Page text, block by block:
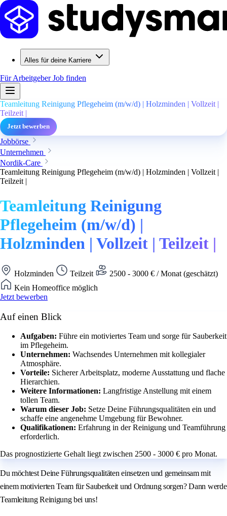
Alles für deine Karriere
Für ArbeitgeberJob finden
Teamleitung Reinigung Pflegeheim (m/w/d) | Holzminden | Vollzeit |
Teilzeit |
Jetzt bewerben
Jobbörse
Unternehmen
Nordik-Care
Teamleitung Reinigung Pflegeheim (m/w/d) | Holzminden | Vollzeit |
Teilzeit |
Teamleitung Reinigung
Pflegeheim (m/w/d) |
Holzminden | Vollzeit | Teilzeit |
Holzminden Teilzeit
2500 - 3000 € / Monat (geschätzt)
Kein Homeoffice möglich
Jetzt bewerben
Auf einen Blick
Aufgaben: Führe ein motiviertes Team und sorge für Sauberkeit
im Pflegeheim.
Unternehmen: Wachsendes Unternehmen mit kollegialer
Atmosphäre.
Vorteile: Sicherer Arbeitsplatz, moderne Ausstattung und flache
Hierarchien.
Weitere Informationen: Langfristige Anstellung mit einem
tollen Team.
Warum dieser Job: Setze Deine Führungsqualitäten ein und
schaffe eine angenehme Umgebung für Bewohner.
Qualifikationen: Erfahrung in der Reinigung und Teamführung
erforderlich.
Das prognostizierte Gehalt liegt zwischen 2500 - 3000 € pro Monat.
Du möchtest Deine Führungsqualitäten einsetzen und gemeinsam mit
einem motivierten Team für Sauberkeit und Ordnung sorgen? Dann werde
Teamleitung Reinigung bei uns!